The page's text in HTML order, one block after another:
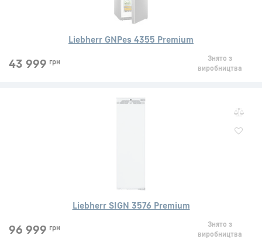
Liebherr GNPes 4355 Premium
43 999 грн
Знято з
виробництва
Liebherr SIGN 3576 Premium
96 999 грн
Знято з
виробництва